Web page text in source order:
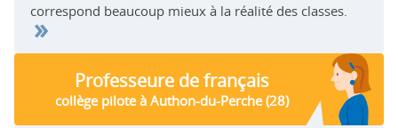
correspond beaucoup mieux à la réalité des classes.
»
Professeure de français
collège pilote à Authon-du-Perche (28)